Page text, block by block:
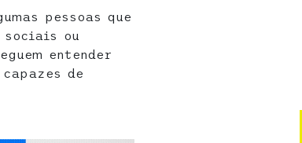
pessoas que
sociais ou
entender
de